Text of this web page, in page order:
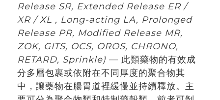
Release SR, Extended Release ER /
XR / XL , Long-acting LA, Prolonged
Release PR, Modified Release MR,
ZOK, GITS, OCS, OROS, CHRONO,
RETARD, Sprinkle) — 此類藥物的有效成
分多層包裹或依附在不同厚度的聚合物其
中，讓藥物在腸胃道裡緩慢並持續釋放。主